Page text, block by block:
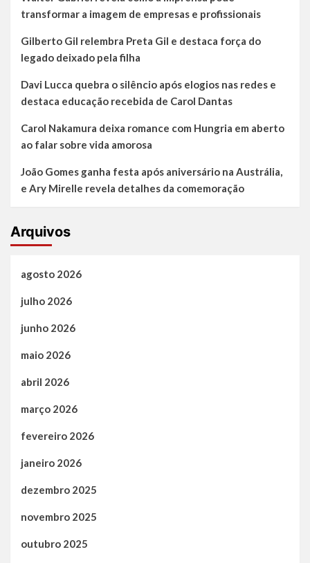
transformar a imagem de empresas e profissionais
Gilberto Gil relembra Preta Gil e destaca força do
legado deixado pela filha
Davi Lucca quebra o silêncio após elogios nas redes e
destaca educação recebida de Carol Dantas
Carol Nakamura deixa romance com Hungria em aberto
ao falar sobre vida amorosa
João Gomes ganha festa após aniversário na Austrália,
e Ary Mirelle revela detalhes da comemoração
Arquivos
agosto 2026
julho 2026
junho 2026
maio 2026
abril 2026
março 2026
fevereiro 2026
janeiro 2026
dezembro 2025
novembro 2025
outubro 2025